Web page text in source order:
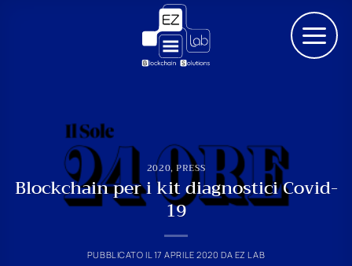
2020,PRESS
Blockchain per i kit diagnostici Covid-
19
PUBBLICATO IL17 APRILE 2020 DA EZ LAB